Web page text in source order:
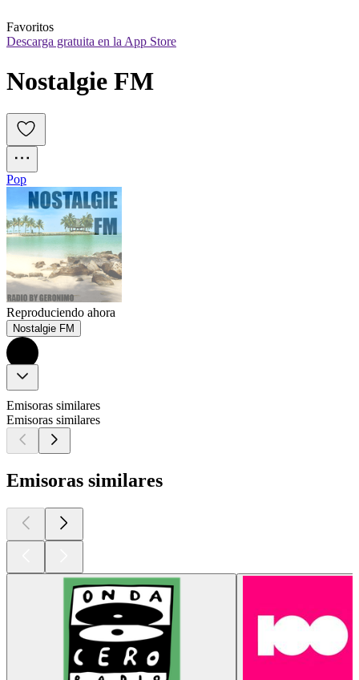
Favoritos
Descarga gratuita en la App Store
Nostalgie FM
Pop
Reproduciendo ahora
Nostalgie FM
Emisoras similares
Emisoras similares
Emisoras similares